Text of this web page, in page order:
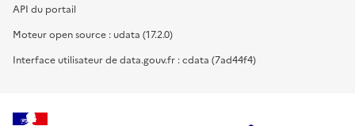
API du portail
Moteur open source : udata (17.2.0)
Interface utilisateur de data.gouv.fr : cdata (7ad44f4)